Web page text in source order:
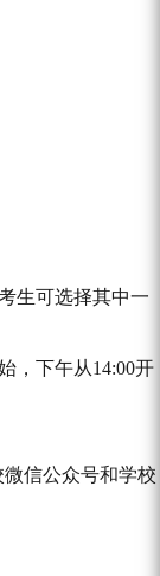
生可选择其中一
，下午从14:00开
微信公众号和学校